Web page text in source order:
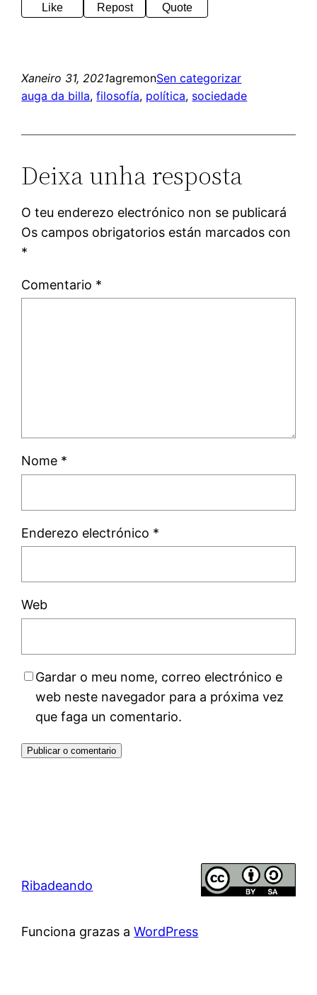
Like Repost Quote
Xaneiro 31, 2021agremonSen categorizar
auga da billa, filosofía, política, sociedade
Deixa unha resposta
O teu enderezo electrónico non se publicará
Os campos obrigatorios están marcados con
*
Comentario *
Nome *
Enderezo electrónico *
Web
Gardar o meu nome, correo electrónico e
web neste navegador para a próxima vez
que faga un comentario.
Ribadeando
Funciona grazas aWordPress